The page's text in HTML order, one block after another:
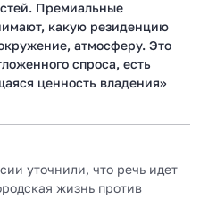
Премиальные
какую резиденцию
атмосферу. Это
спроса, есть
ценность владения»
уточнили, что речь идет
жизнь против